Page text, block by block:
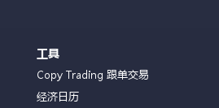
工具
Copy Trading 跟单交易
经济日历